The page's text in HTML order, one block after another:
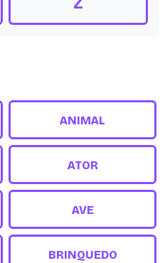
ANIMAL
ATOR
AVE
BRINQUEDO